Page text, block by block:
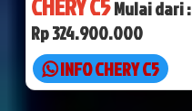
Mulai dari :
Rp 324.900.000
INFO CHERY C5